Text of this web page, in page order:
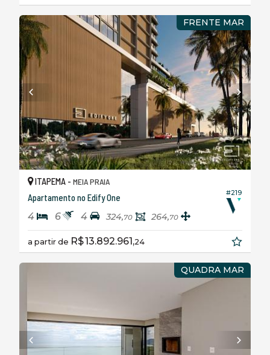
FRENTE MAR
#219
ITAPEMA - MEIA PRAIA
Apartamento no Edify One
4 6 4 324,70 264,70
a partir de R$ 13.892.961,24
QUADRA MAR